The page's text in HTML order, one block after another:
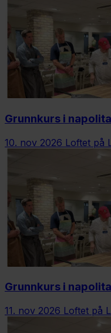
Grunnkurs i
10. nov 2026 Loftet på
Grunnkurs i
11. nov 2026 Loftet på